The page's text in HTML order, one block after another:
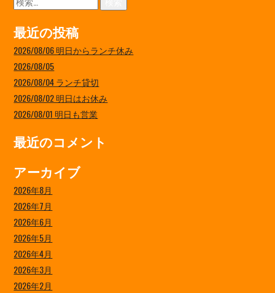
索:
最近の投稿
2026/08/06 明日からランチ休み
2026/08/05
2026/08/04 ランチ貸切
2026/08/02 明日はお休み
2026/08/01 明日も営業
最近のコメント
アーカイブ
2026年8月
2026年7月
2026年6月
2026年5月
2026年4月
2026年3月
2026年2月